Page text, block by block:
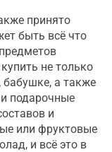
принято
быть всё что
не только
а также
подарочные
и
или фруктовые
и всё это в